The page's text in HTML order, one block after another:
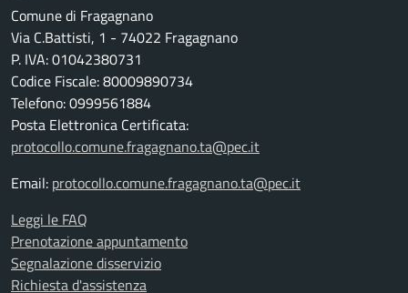
Comune di Fragagnano
Via C.Battisti, 1 - 74022 Fragagnano
P. IVA: 01042380731
Codice Fiscale: 80009890734
Telefono: 0999561884
Posta Elettronica Certificata:
protocollo.comune.fragagnano.ta@pec.it
Email: protocollo.comune.fragagnano.ta@pec.it
Leggi le FAQ
Prenotazione appuntamento
Segnalazione disservizio
Richiesta d'assistenza